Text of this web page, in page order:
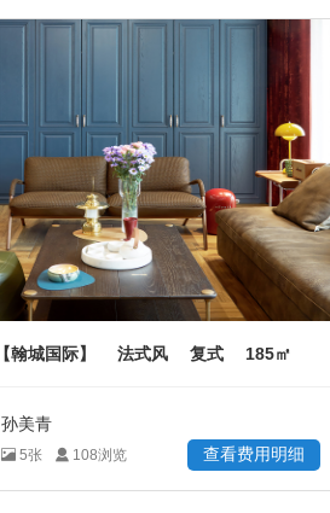
【翰城国际】 法式风 复式 185㎡
孙美青
5张 108浏览 查看费用明细